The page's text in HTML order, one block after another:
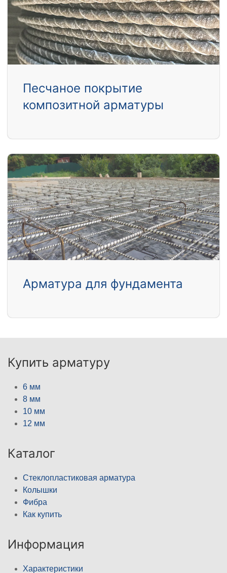
Песчаное покрытие
композитной арматуры
Арматура для фундамента
Купить арматуру
6 мм
8 мм
10 мм
12 мм
Каталог
Стеклопластиковая арматура
Колышки
Фибра
Как купить
Информация
Характеристики